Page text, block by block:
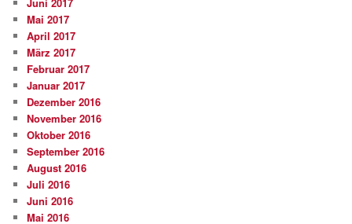
Mai 2017
April 2017
März 2017
Februar 2017
Januar 2017
Dezember 2016
November 2016
Oktober 2016
September 2016
August 2016
Juli 2016
Juni 2016
Mai 2016